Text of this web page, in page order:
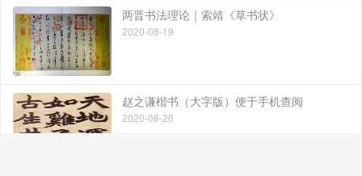
两晋书法理论｜索靖《草书状》
2020-08-19
赵之谦楷书（大字版）便于手机查阅
2020-08-20